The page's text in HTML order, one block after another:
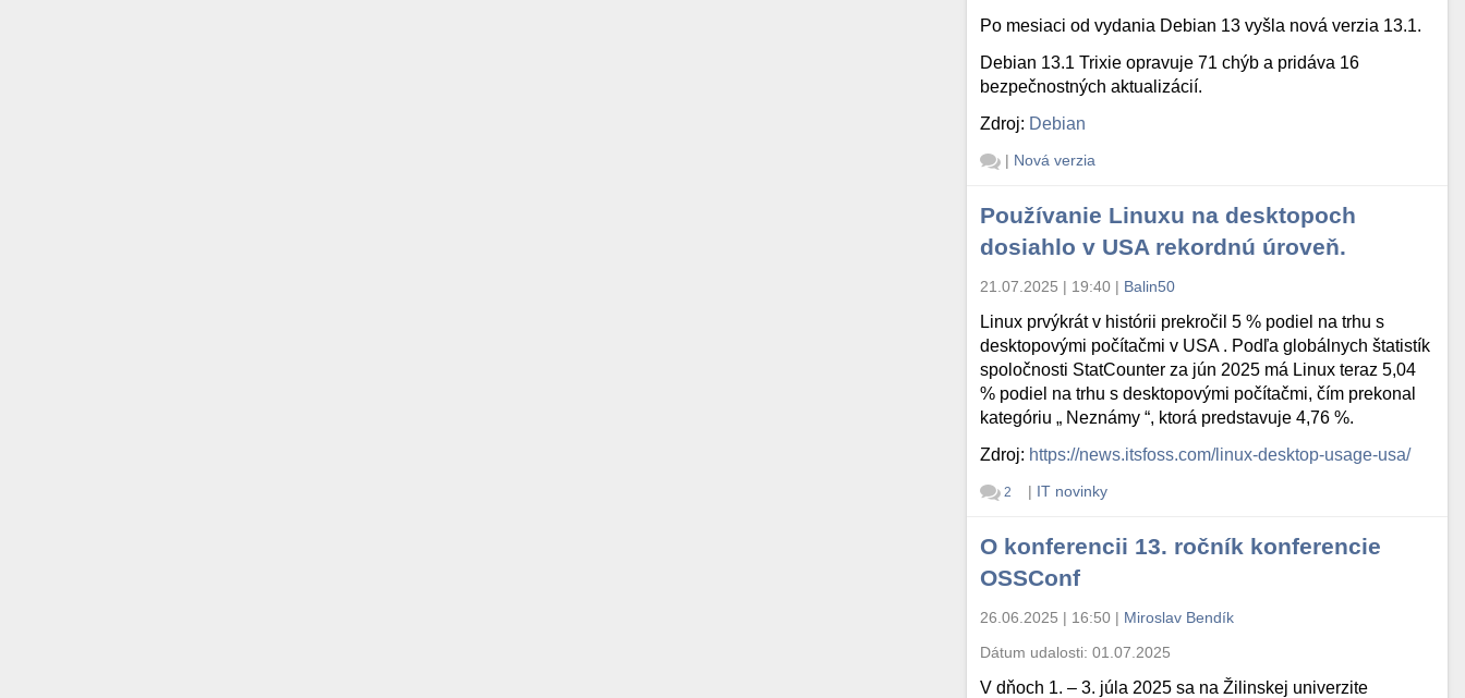
Po mesiaci od vydania Debian 13 vyšla nová verzia 13.1.
Debian 13.1 Trixie opravuje 71 chýb a pridáva 16
bezpečnostných aktualizácií.
Zdroj: Debian
| Nová verzia
Používanie Linuxu na desktopoch
dosiahlo v USA rekordnú úroveň.
21.07.2025 | 19:40 | Balin50
Linux prvýkrát v histórii prekročil 5 % podiel na trhu s
desktopovými počítačmi v USA . Podľa globálnych štatistík
spoločnosti StatCounter za jún 2025 má Linux teraz 5,04
% podiel na trhu s desktopovými počítačmi, čím prekonal
kategóriu „ Neznámy “, ktorá predstavuje 4,76 %.
Zdroj: https://news.itsfoss.com/linux-desktop-usage-usa/
2 | IT novinky
O konferencii 13. ročník konferencie
OSSConf
26.06.2025 | 16:50 | Miroslav Bendík
Dátum udalosti:01.07.2025
V dňoch 1. – 3. júla 2025 sa na Žilinskej univerzite